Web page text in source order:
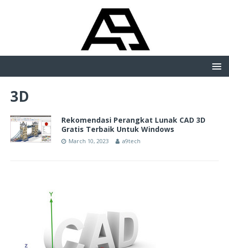
3D
Rekomendasi Perangkat Lunak CAD 3D
Gratis Terbaik Untuk Windows
March 10, 2023 a9tech